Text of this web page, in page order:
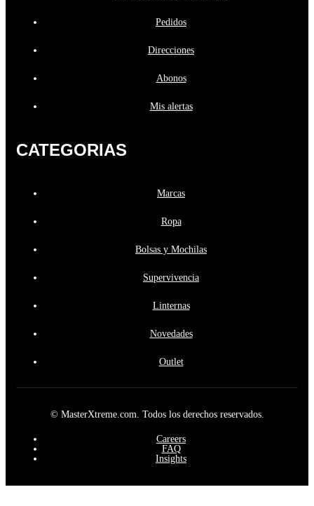
Pedidos
Direcciones
Abonos
Mis alertas
CATEGORIAS
Marcas
Ropa
Bolsas y Mochilas
Supervivencia
Linternas
Novedades
Outlet
© MasterXtreme.com. Todos los derechos reservados.
Careers
FAQ
Insights